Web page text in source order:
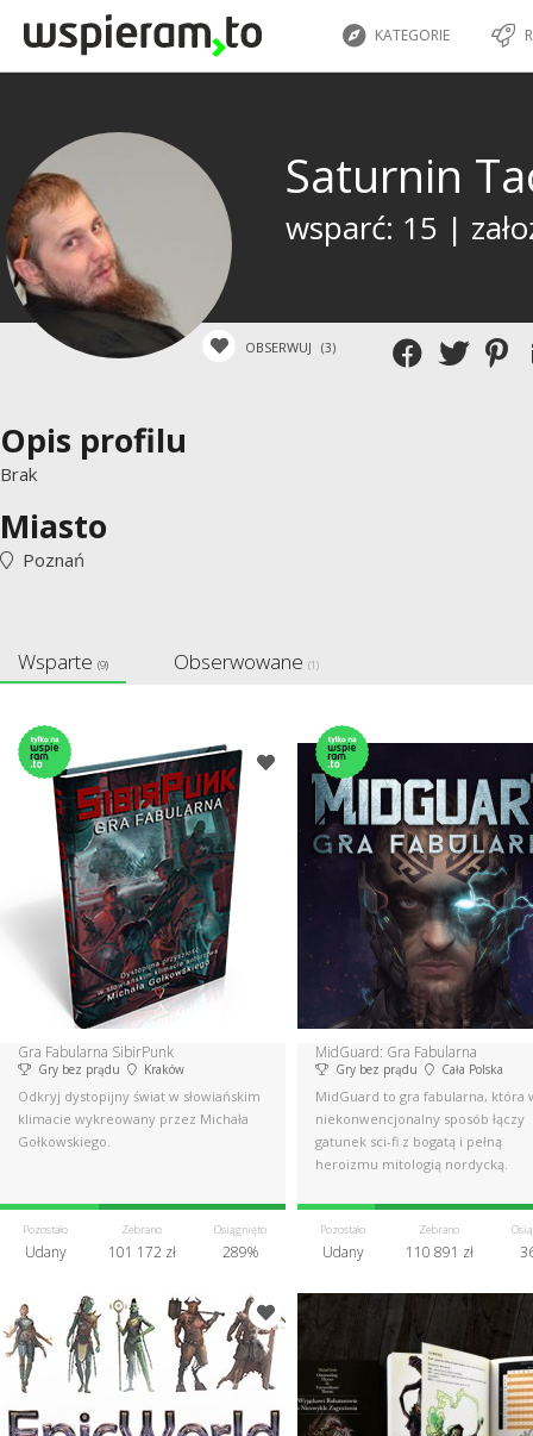
KATEGORIE
Saturnin
wsparć: 15 |
OBSERWUJ (3)
Opis profilu
Brak
Miasto
Poznań
Wsparte (9) Obserwowane (1)
Gra Fabularna SibirPunk
Gry bez prądu Kraków
Odkryj dystopijny świat w słowiańskim
klimacie wykreowany przez Michała
Gołkowskiego.
Pozostało
Udany
Zebrano
101 172 zł
Osiągnięto
289%
MidGuard: Gra Fabularna
Gry bez prądu Cała Polska
MidGuard to gra fabularna, która
niekonwencjonalny sposób łączy
gatunek sci-fi z bogatą i pełną
heroizmu mitologią nordycką.
Pozostało
Udany
Zebrano
110 891 zł